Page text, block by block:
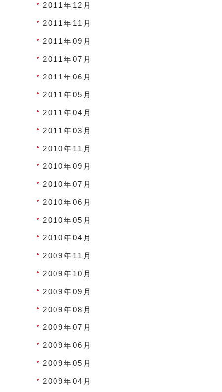
2011年12月
2011年11月
2011年09月
2011年07月
2011年06月
2011年05月
2011年04月
2011年03月
2010年11月
2010年09月
2010年07月
2010年06月
2010年05月
2010年04月
2009年11月
2009年10月
2009年09月
2009年08月
2009年07月
2009年06月
2009年05月
2009年04月